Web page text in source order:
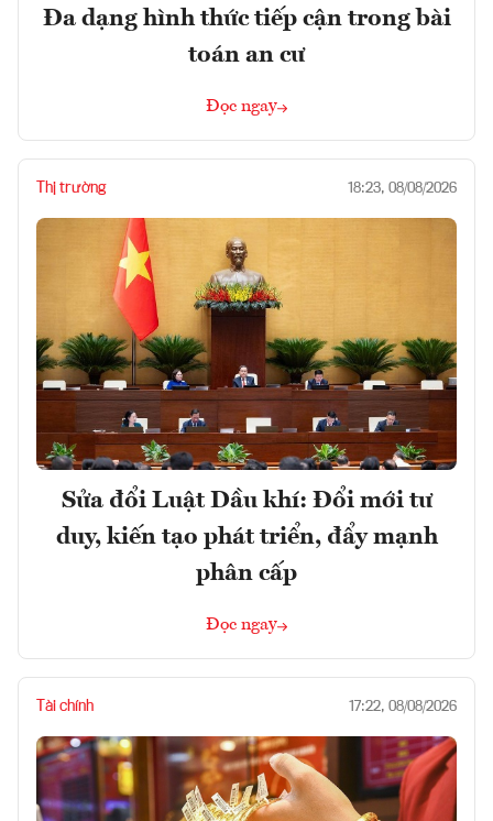
Đa dạng hình thức tiếp cận trong bài
toán an cư
Đọc ngay
Thị trường 18:23, 08/08/2026
Sửa đổi Luật Dầu khí: Đổi mới tư
duy, kiến tạo phát triển, đẩy mạnh
phân cấp
Đọc ngay
Tài chính 17:22, 08/08/2026